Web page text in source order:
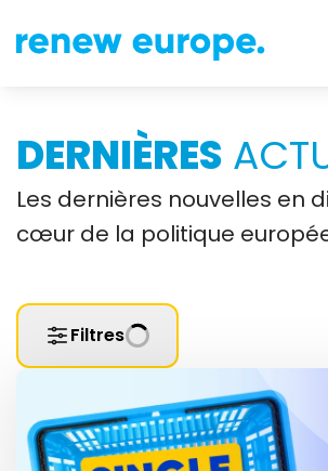
DERNIÈRES
Les dernières nouvelles en
cœur de la politique
Filtres